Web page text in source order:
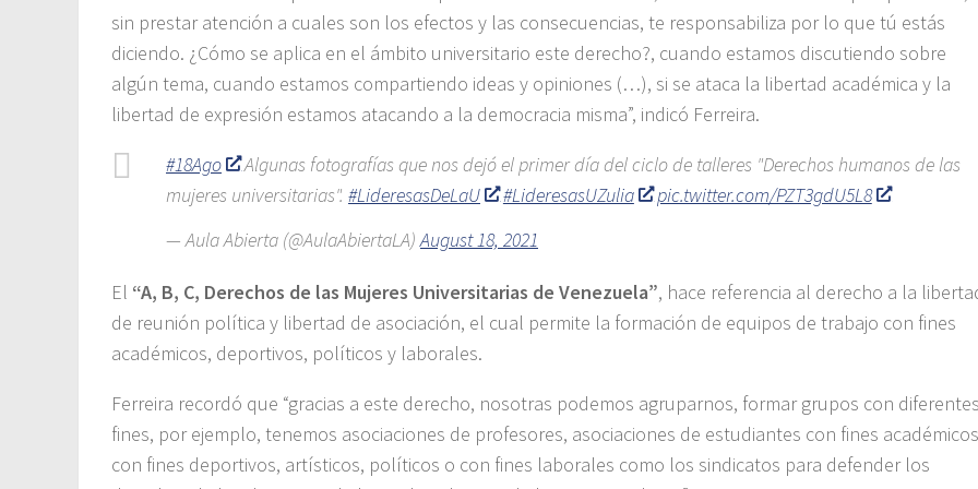
sin prestar atención a cuales son los efectos y las consecuencias, te responsabiliza por lo que tú estás
diciendo. ¿Cómo se aplica en el ámbito universitario este derecho?, cuando estamos discutiendo sobre
algún tema, cuando estamos compartiendo ideas y opiniones (…), si se ataca la libertad académica y la
libertad de expresión estamos atacando a la democracia misma”, indicó Ferreira.
#18Ago
Algunas fotografías que nos dejó el primer día del ciclo de talleres "Derechos humanos de las
mujeres universitarias". #LideresasDeLaU #LideresasUZulia
pic.twitter.com/PZT3gdU5L8
— Aula Abierta (@AulaAbiertaLA)August 18, 2021
El “A, B, C, Derechos de las Mujeres Universitarias de Venezuela”, hace referencia al derecho a la
de reunión política y libertad de asociación, el cual permite la formación de equipos de trabajo con fines
académicos, deportivos, políticos y laborales.
Ferreira recordó que “gracias a este derecho, nosotras podemos agruparnos, formar grupos con diferentes
fines, por ejemplo, tenemos asociaciones de profesores, asociaciones de estudiantes con fines
con fines deportivos, artísticos, políticos o con fines laborales como los sindicatos para defender los